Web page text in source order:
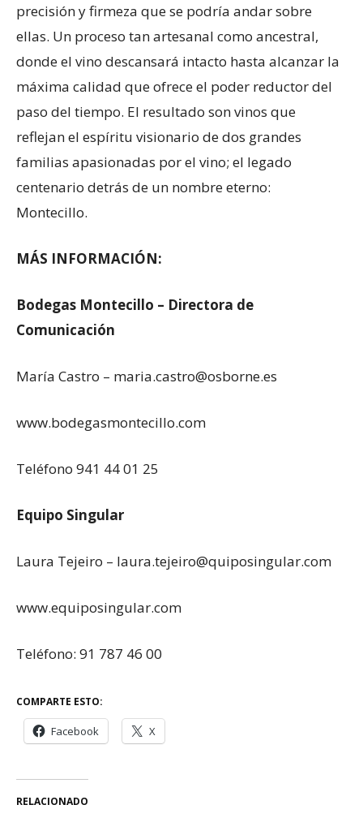
precisión y firmeza que se podría andar sobre
ellas. Un proceso tan artesanal como ancestral,
donde el vino descansará intacto hasta alcanzar la
máxima calidad que ofrece el poder reductor del
paso del tiempo. El resultado son vinos que
reflejan el espíritu visionario de dos grandes
familias apasionadas por el vino; el legado
centenario detrás de un nombre eterno:
Montecillo.
MÁS INFORMACIÓN:
Bodegas Montecillo – Directora de
Comunicación
María Castro – maria.castro@osborne.es
www.bodegasmontecillo.com
Teléfono 941 44 01 25
Equipo Singular
Laura Tejeiro – laura.tejeiro@quiposingular.com
www.equiposingular.com
Teléfono: 91 787 46 00
COMPARTE ESTO:
Facebook X
RELACIONADO